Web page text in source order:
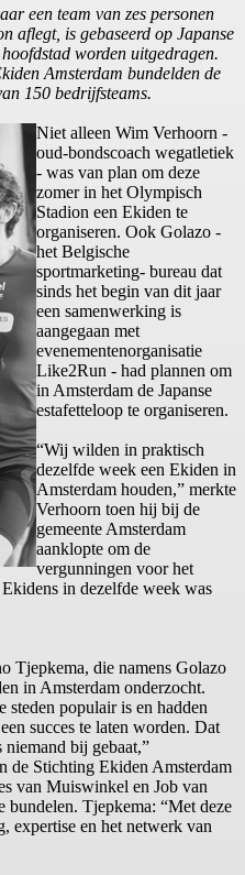
een team van zes personen
aflegt, is gebaseerd op Japanse
worden uitgedragen.
Amsterdam bundelden de
150 bedrijfsteams.
Niet alleen Wim Verhoorn -
oud-bondscoach wegatletiek
- was van plan om deze
zomer in het Olympisch
Stadion een Ekiden te
organiseren. Ook Golazo -
het Belgische
sportmarketing- bureau dat
sinds het begin van dit jaar
een samenwerking is
aangegaan met
evenementenorganisatie
Like2Run - had plannen om
in Amsterdam de Japanse
estafetteloop te organiseren.
“Wij wilden in praktisch
dezelfde week een Ekiden in
Amsterdam houden,” merkte
Verhoorn toen hij bij de
gemeente Amsterdam
aanklopte om de
vergunningen voor het
in dezelfde week was
Tjepkema, die namens Golazo
in Amsterdam onderzocht.
steden populair is en hadden
succes te laten worden. Dat
bij gebaat,”
de Stichting Ekiden Amsterdam
van Muiswinkel en Job van
bundelen. Tjepkema: “Met deze
expertise en het netwerk van